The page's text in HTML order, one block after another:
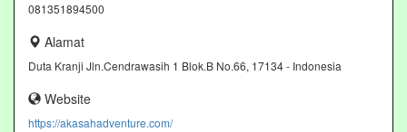
081351894500
Alamat
Duta Kranji Jln.Cendrawasih 1 Blok.B No.66, 17134 - Indonesia
Website
https://akasahadventure.com/